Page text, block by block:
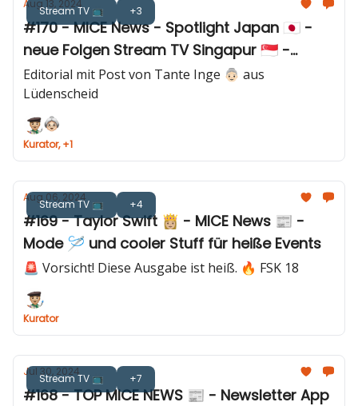
Stream TV 📺 +3
Aug 13, 2024
#170 - MICE News - Spotlight Japan 🇯🇵 -
neue Folgen Stream TV Singapur 🇸🇬 -
Inspirationen für Eventprofis ☝️
Editorial mit Post von Tante Inge 👵🏻 aus
Lüdenscheid
Kurator, +1
Stream TV 📺 +4
Aug 06, 2024
#169 - Taylor Swift 👸🏼 - MICE News 📰 -
Mode 🪡 und cooler Stuff für heiße Events
🚨 Vorsicht! Diese Ausgabe ist heiß. 🔥 FSK 18
Kurator
Stream TV 📺 +7
Jul 30, 2024
#168 - TOP MICE NEWS 📰 - Newsletter App